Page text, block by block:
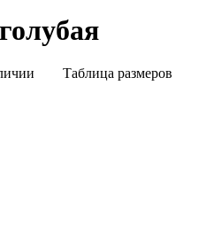
Таблица размеров